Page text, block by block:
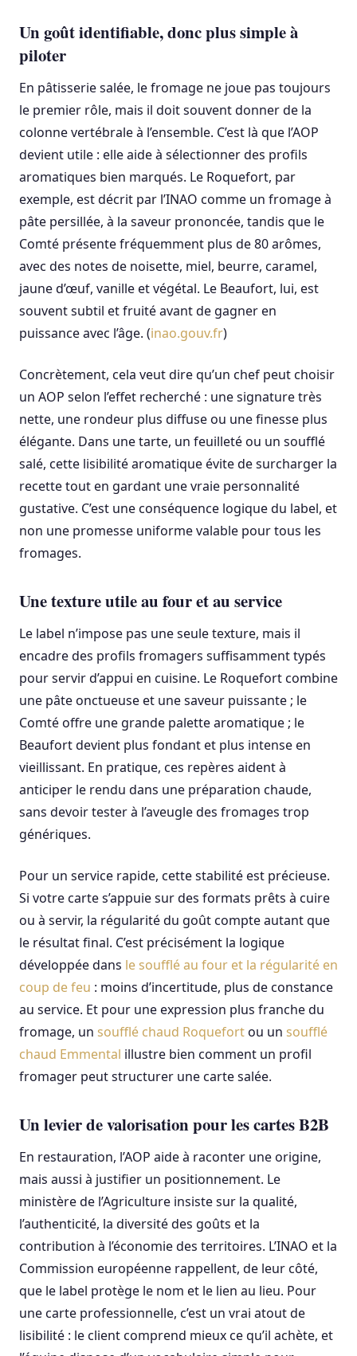
Un goût identifiable, donc plus simple à
piloter
En pâtisserie salée, le fromage ne joue pas toujours
le premier rôle, mais il doit souvent donner de la
colonne vertébrale à l’ensemble. C’est là que l’AOP
devient utile : elle aide à sélectionner des profils
aromatiques bien marqués. Le Roquefort, par
exemple, est décrit par l’INAO comme un fromage à
pâte persillée, à la saveur prononcée, tandis que le
Comté présente fréquemment plus de 80 arômes,
avec des notes de noisette, miel, beurre, caramel,
jaune d’œuf, vanille et végétal. Le Beaufort, lui, est
souvent subtil et fruité avant de gagner en
puissance avec l’âge. (inao.gouv.fr)
Concrètement, cela veut dire qu’un chef peut choisir
un AOP selon l’effet recherché : une signature très
nette, une rondeur plus diffuse ou une finesse plus
élégante. Dans une tarte, un feuilleté ou un soufflé
salé, cette lisibilité aromatique évite de surcharger la
recette tout en gardant une vraie personnalité
gustative. C’est une conséquence logique du label, et
non une promesse uniforme valable pour tous les
fromages.
Une texture utile au four et au service
Le label n’impose pas une seule texture, mais il
encadre des profils fromagers suffisamment typés
pour servir d’appui en cuisine. Le Roquefort combine
une pâte onctueuse et une saveur puissante ; le
Comté offre une grande palette aromatique ; le
Beaufort devient plus fondant et plus intense en
vieillissant. En pratique, ces repères aident à
anticiper le rendu dans une préparation chaude,
sans devoir tester à l’aveugle des fromages trop
génériques.
Pour un service rapide, cette stabilité est précieuse.
Si votre carte s’appuie sur des formats prêts à cuire
ou à servir, la régularité du goût compte autant que
le résultat final. C’est précisément la logique
développée dans le soufflé au four et la régularité en
coup de feu : moins d’incertitude, plus de constance
au service. Et pour une expression plus franche du
fromage, un soufflé chaud Roquefortou un soufflé
chaud Emmental illustre bien comment un profil
fromager peut structurer une carte salée.
Un levier de valorisation pour les cartes B2B
En restauration, l’AOP aide à raconter une origine,
mais aussi à justifier un positionnement. Le
ministère de l’Agriculture insiste sur la qualité,
l’authenticité, la diversité des goûts et la
contribution à l’économie des territoires. L’INAO et la
Commission européenne rappellent, de leur côté,
que le label protège le nom et le lien au lieu. Pour
une carte professionnelle, c’est un vrai atout de
lisibilité : le client comprend mieux ce qu’il achète, et